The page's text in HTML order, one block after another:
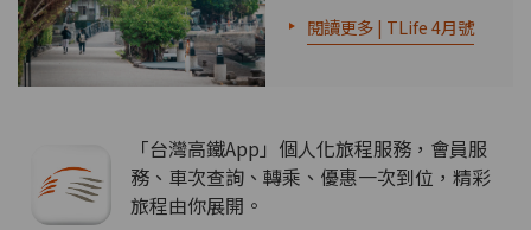
閱讀更多 | TLife 4月號
「台灣高鐵App」個人化旅程服務，會員服
務、車次查詢、轉乘、優惠一次到位，精彩
旅程由你展開。